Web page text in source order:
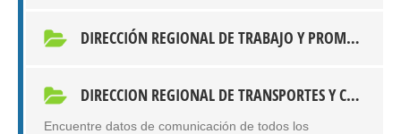
DIRECCIÓN REGIONAL DE TRABAJO Y PROMOCIÓN DEL EMPLEO - APURIMAC
DIRECCION REGIONAL DE TRANSPORTES Y COMUNICACIONES
Encuentre datos de comunicación de todos los